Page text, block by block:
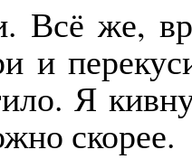
Всё же,
и
Я
скорее.